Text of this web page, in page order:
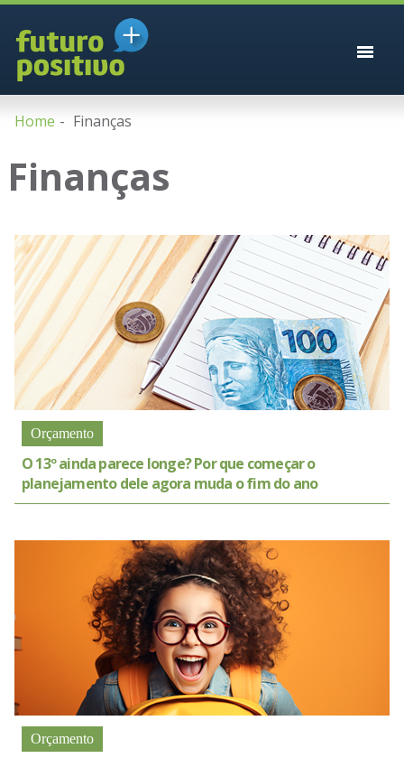
Home Finanças
Finanças
Orçamento
O 13º ainda parece longe? Por que começar o
planejamento dele agora muda o fim do ano
Orçamento